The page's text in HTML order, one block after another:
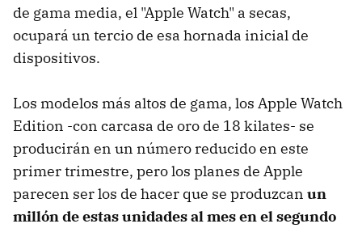
de gama media, el "Apple Watch" a secas,
ocupará un tercio de esa hornada inicial de
dispositivos.
Los modelos más altos de gama, los Apple Watch
Edition -con carcasa de oro de 18 kilates- se
producirán en un número reducido en este
primer trimestre, pero los planes de Apple
parecen ser los de hacer que se produzcan un
millón de estas unidades al mes en el segundo